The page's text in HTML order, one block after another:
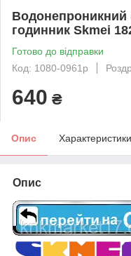
годинник Skmei
Готово до відправки
Код: 1080-0961р
640 ₴
Опис Характеристики
Опис